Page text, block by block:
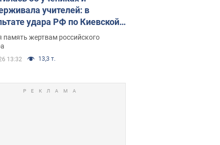
учителей: в
удара РФ по Киевской
погибли директор
лицея, её муж и внук
память жертвам российского
13:32 13,3 т.